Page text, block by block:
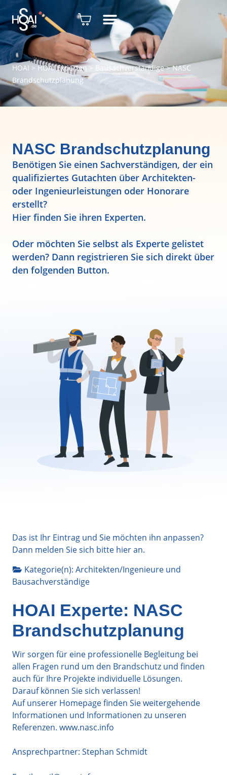
HOAI > HOAI Experten> Bausachverständige>NASC
Brandschutzplanung
NASC Brandschutzplanung
Benötigen Sie einen Sachverständigen, der ein
qualifiziertes Gutachten über Architekten-
oder Ingenieurleistungen oder Honorare
erstellt?
Hier finden Sie ihren Experten.
Oder möchten Sie selbst als Experte gelistet
werden? Dann registrieren Sie sich direkt über
den folgenden Button.
Das ist Ihr Eintrag und Sie möchten ihn anpassen?
Dann melden Sie sich bitte hieran.
Kategorie(n): Architekten/Ingenieure und
Bausachverständige
HOAI Experte: NASC
Brandschutzplanung
Wir sorgen für eine professionelle Begleitung bei
allen Fragen rund um den Brandschutz und finden
auch für Ihre Projekte individuelle Lösungen.
Darauf können Sie sich verlassen!
Auf unserer Homepage finden Sie weitergehende
Informationen und Informationen zu unseren
Referenzen. www.nasc.info
Ansprechpartner: Stephan Schmidt